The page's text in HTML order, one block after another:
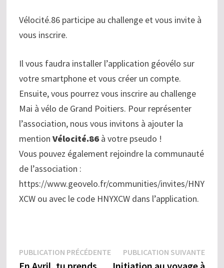
Vélocité.86 participe au challenge et vous invite à
vous inscrire.
Il vous faudra installer l’application géovélo sur
votre smartphone et vous créer un compte.
Ensuite, vous pourrez vous inscrire au challenge
Mai à vélo de Grand Poitiers. Pour représenter
l’association, nous vous invitons à ajouter la
mention Vélocité.86 à votre pseudo !
Vous pouvez également rejoindre la communauté
de l’association :
https://www.geovelo.fr/communities/invites/HNY
XCW ou avec le code HNYXCW dans l’application.
Navigation
PUBLICATION PRÉCÉDENTEPublication
précédente :
PUBLICATION SUIVANTE